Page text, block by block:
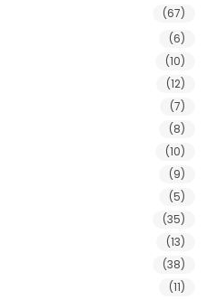
(67)
(6)
(10)
(12)
(7)
(8)
(10)
(9)
(5)
(35)
(13)
(38)
(11)